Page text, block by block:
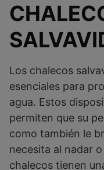
Los chalecos
esenciales para
agua. Estos
permiten que su
como también le
necesita al nadar
chalecos tienen